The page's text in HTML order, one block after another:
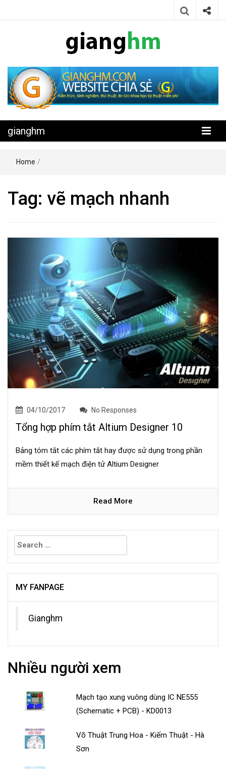
gianghm
kỹ thuật miễn phí
gianghm
Home /
Tag: vẽ mạch nhanh
04/10/2017 No Responses
Tổng hợp phím tắt Altium Designer 10
Bảng tóm tắt các phím tắt hay được sử dụng trong phần
mềm thiết kế mạch điện tử Altium Designer
Read More
Search
for:
MY FANPAGE
Gianghm
Nhiều người xem
Mạch tạo xung vuông dùng IC NE555
(Schematic + PCB) - KD0013
Võ Thuật Trung Hoa - Kiếm Thuật - Hà
Sơn